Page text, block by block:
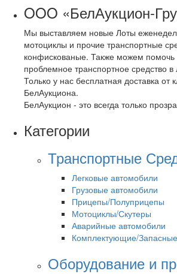
OOO «БелАукцион-
Мы выставляем новые Лоты
мотоциклы и прочие транспортные
конфискованые. Также можем
проблемное транспортное средство
Только у нас бесплатная доставка от
БелАукциона.
БелАукцион - это всегда только
Категории
Транспортные
Легковые автомобили
Грузовые автомобили
Прицепы/Полуприцепы
Мотоциклы/Скутеры
Аварийные автомобили
Комплектующие/
Оборудование и